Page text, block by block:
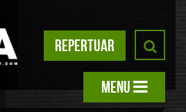
REPERTUAR
MENU